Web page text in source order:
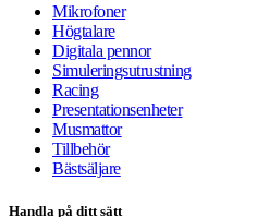
Mikrofoner
Högtalare
Digitala pennor
Simuleringsutrustning
Racing
Presentationsenheter
Musmattor
Tillbehör
Bästsäljare
Handla på ditt sätt